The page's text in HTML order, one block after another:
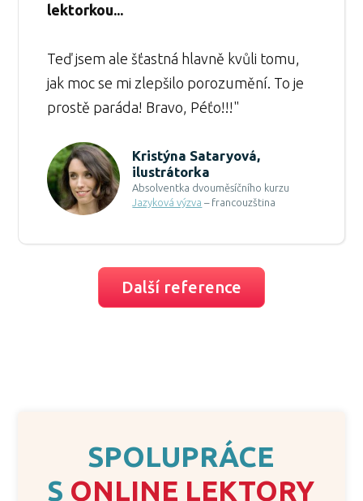
lektorkou...
Teď jsem ale šťastná hlavně kvůli tomu,
jak moc se mi zlepšilo porozumění. To je
prostě paráda! Bravo, Péťo!!!"
Kristýna Sataryová,
ilustrátorka
Absolventka dvouměsíčního kurzu
Jazyková výzva – francouzština
Další reference
SPOLUPRÁCE
S ONLINE LEKTORY